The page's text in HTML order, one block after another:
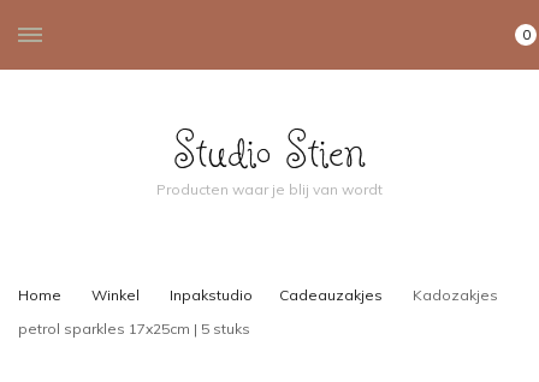
0
Studio Stien
Producten waar je blij van wordt
Home Winkel Inpakstudio Cadeauzakjes
Kadozakjes
petrol sparkles 17x25cm | 5 stuks